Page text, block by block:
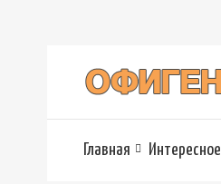
Главная Интересное